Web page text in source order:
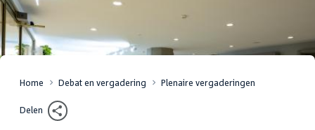
Home Debat en vergadering Plenaire vergaderingen
Delen